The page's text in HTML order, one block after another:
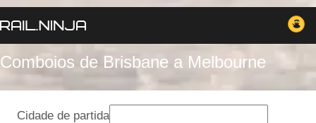
Comboios de Brisbane a Melbourne
Cidade de partida